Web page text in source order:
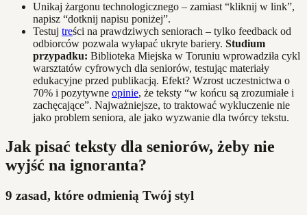
Unikaj żargonu technologicznego – zamiast “kliknij w link”,
napisz “dotknij napisu poniżej”.
Testuj treści na prawdziwych seniorach – tylko feedback od
odbiorców pozwala wyłapać ukryte bariery. Studium
przypadku: Biblioteka Miejska w Toruniu wprowadziła cykl
warsztatów cyfrowych dla seniorów, testując materiały
edukacyjne przed publikacją. Efekt? Wzrost uczestnictwa o
70% i pozytywne opinie, że teksty “w końcu są zrozumiałe i
zachęcające”. Najważniejsze, to traktować wykluczenie nie
jako problem seniora, ale jako wyzwanie dla twórcy tekstu.
Jak pisać teksty dla seniorów, żeby nie
wyjść na ignoranta?
9 zasad, które odmienią Twój styl